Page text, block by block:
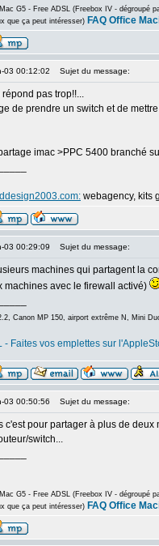
G5 - Free ADSL (Freebox IV - dégroupé
que ça peut intéresser) FAQ Office
03 00:12:02 Sujet du message:
pas trop!!...
de prendre un switch et de
imac >PPC 5400 branché
webagency, kits
03 00:29:09 Sujet du message:
machines qui partagent la
machines avec le firewall activé)
Canon MP 150, airport extrême N, Mini
- Faites vos emplettes sur
03 00:50:56 Sujet du message:
c'est pour partager à plus de
switch...
G5 - Free ADSL (Freebox IV - dégroupé
que ça peut intéresser) FAQ Office